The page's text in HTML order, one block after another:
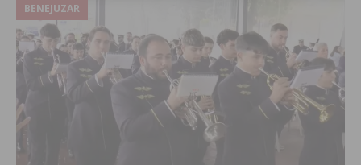
BENEJUZAR